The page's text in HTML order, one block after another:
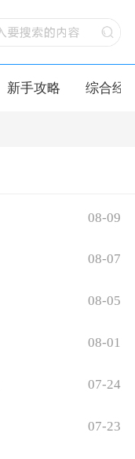
新手攻略 综合经
08-09
08-07
08-05
08-01
07-24
07-23